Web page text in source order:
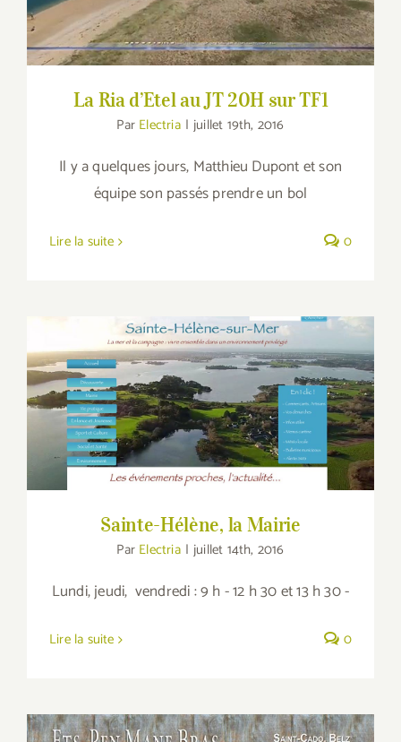
La Ria d’Etel au JT 20H sur TF1
Par Electria | juillet 19th, 2016
Il y a quelques jours, Matthieu Dupont et son
équipe son passés prendre un bol
Lire la suite 0
Sainte-Hélène, la Mairie
Sainte-Hélène, la Mairie
Par Electria | juillet 14th, 2016
Lundi, jeudi, vendredi : 9 h - 12 h 30 et 13 h 30 -
Lire la suite 0